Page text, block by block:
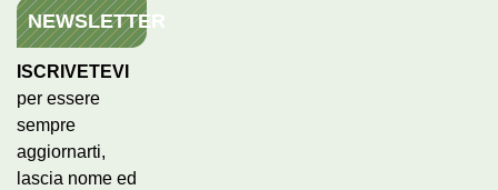
NEWSLETTER
ISCRIVETEVI
per essere
sempre
aggiornarti,
lascia nome ed